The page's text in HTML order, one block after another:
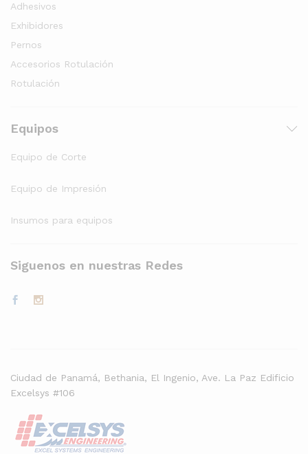
Adhesivos
Exhibidores
Pernos
Accesorios Rotulación
Rotulación
Equipos
Equipo de Corte
Equipo de Impresión
Insumos para equipos
Siguenos en nuestras Redes
Ciudad de Panamá, Bethania, El Ingenio, Ave. La Paz Edificio
Excelsys #106